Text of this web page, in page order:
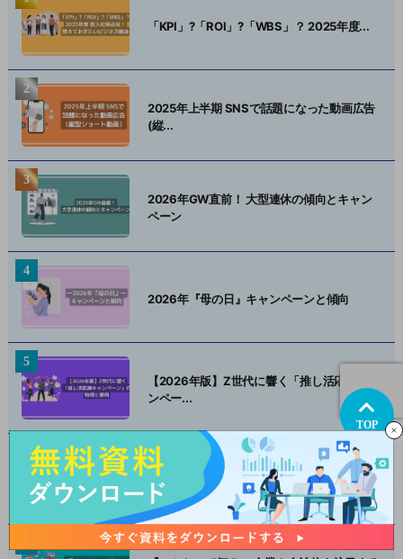
「KPI」?「ROI」?「WBS」？ 2025年度...
2025年上半期 SNSで話題になった動画広告
(縦...
2026年GW直前！ 大型連休の傾向とキャン
ペーン
2026年『母の日』キャンペーンと傾向
【2026年版】Z世代に響く「推し活応援キャ
ンペー...
【七夕2026】プロモーションの最新トレン
ド事例
TOP